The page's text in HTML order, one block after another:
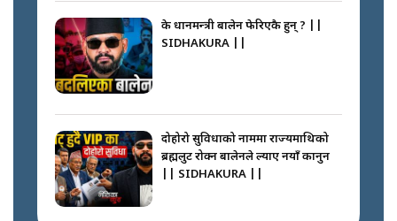
के प्रधानमन्त्री बालेन फेरिएकै हुन् ? ||
SIDHAKURA ||
दोहोरो सुविधाको नाममा राज्यमाथिको
ब्रह्मलुट रोक्न बालेनले ल्याए नयाँ कानुन
|| SIDHAKURA ||